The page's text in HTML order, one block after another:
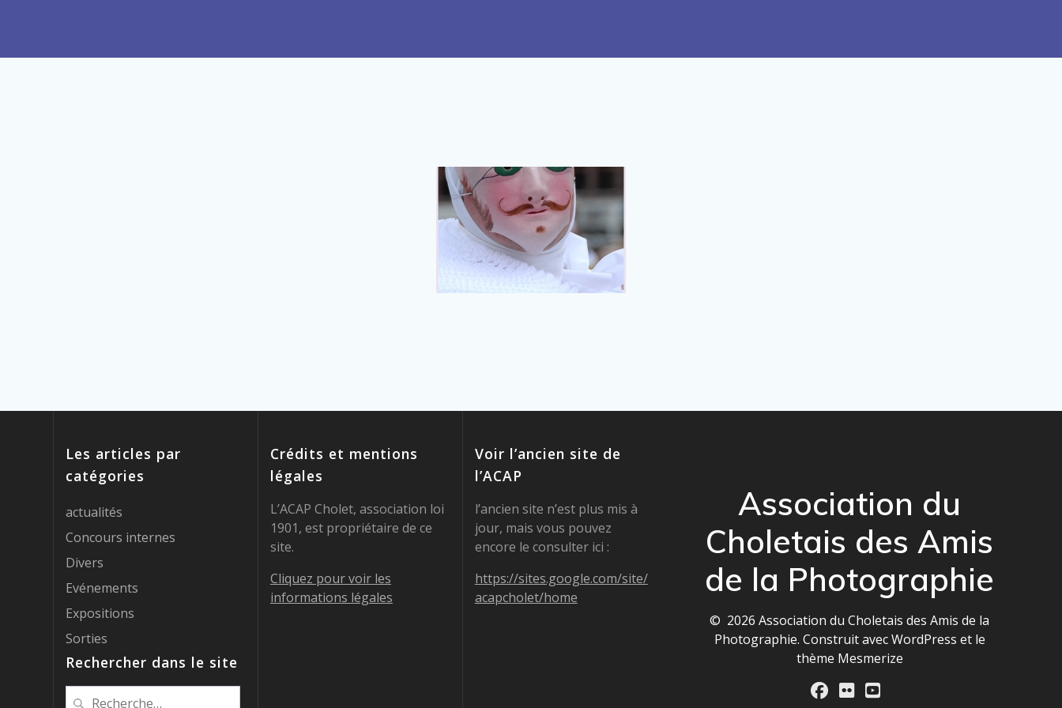
Les articles par
catégories
actualités
Concours internes
Divers
Evénements
Expositions
Sorties
Rechercher dans le site
Recherche
Crédits et mentions
légales
L’ACAP Cholet, association loi
1901, est propriétaire de ce
site.
Cliquez pour voir les
informations légales
Voir l’ancien site de
l’ACAP
l’ancien site n’est plus mis à
jour, mais vous pouvez
encore le consulter ici :
https://sites.google.com/site/
acapcholet/home
Association du
Choletais des Amis
de la Photographie
© 2026 Association du Choletais des Amis de la
Photographie. Construit avec WordPress et le
thème Mesmerize